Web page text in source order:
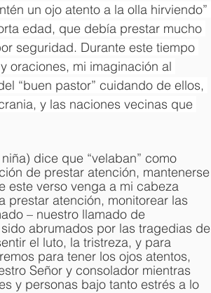
un ojo atento a la olla hirviendo”
edad, que debía prestar mucho
seguridad. Durante este tiempo
oraciones, mi imaginación al
“buen pastor” cuidando de ellos,
y las naciones vecinas que
dice que “velaban” como
de prestar atención,
este verso venga a mi cabeza
prestar atención, monitorear las
– nuestro llamado de
abrumados por las tragedias
el luto, la tristreza, y para
para tener los ojos atentos,
Señor y consolador mientras
y personas bajo tanto estrés a lo